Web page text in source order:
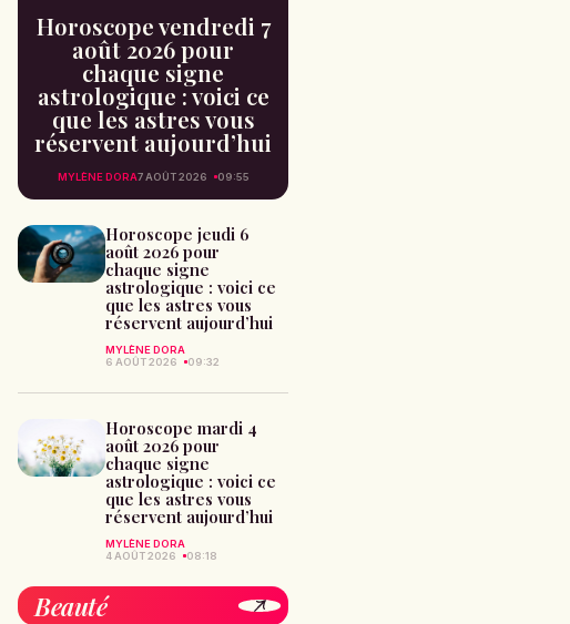
Horoscope vendredi 7
août 2026 pour
chaque signe
astrologique : voici ce
que les astres vous
réservent aujourd’hui
MYLÈNE DORA7 AOÛT 2026 09:55
Horoscope jeudi 6
août 2026 pour
chaque signe
astrologique : voici ce
que les astres vous
réservent aujourd’hui
MYLÈNE DORA
6 AOÛT 2026
09:32
Horoscope mardi 4
août 2026 pour
chaque signe
astrologique : voici ce
que les astres vous
réservent aujourd’hui
MYLÈNE DORA
4 AOÛT 2026
08:18
Beauté